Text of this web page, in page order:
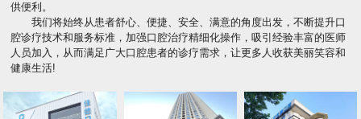
供便利。
我们将始终从患者舒心、便捷、安全、满意的角度出发，不断提升口
腔诊疗技术和服务标准，加强口腔治疗精细化操作，吸引经验丰富的医师
人员加入，从而满足广大口腔患者的诊疗需求，让更多人收获美丽笑容和
健康生活!